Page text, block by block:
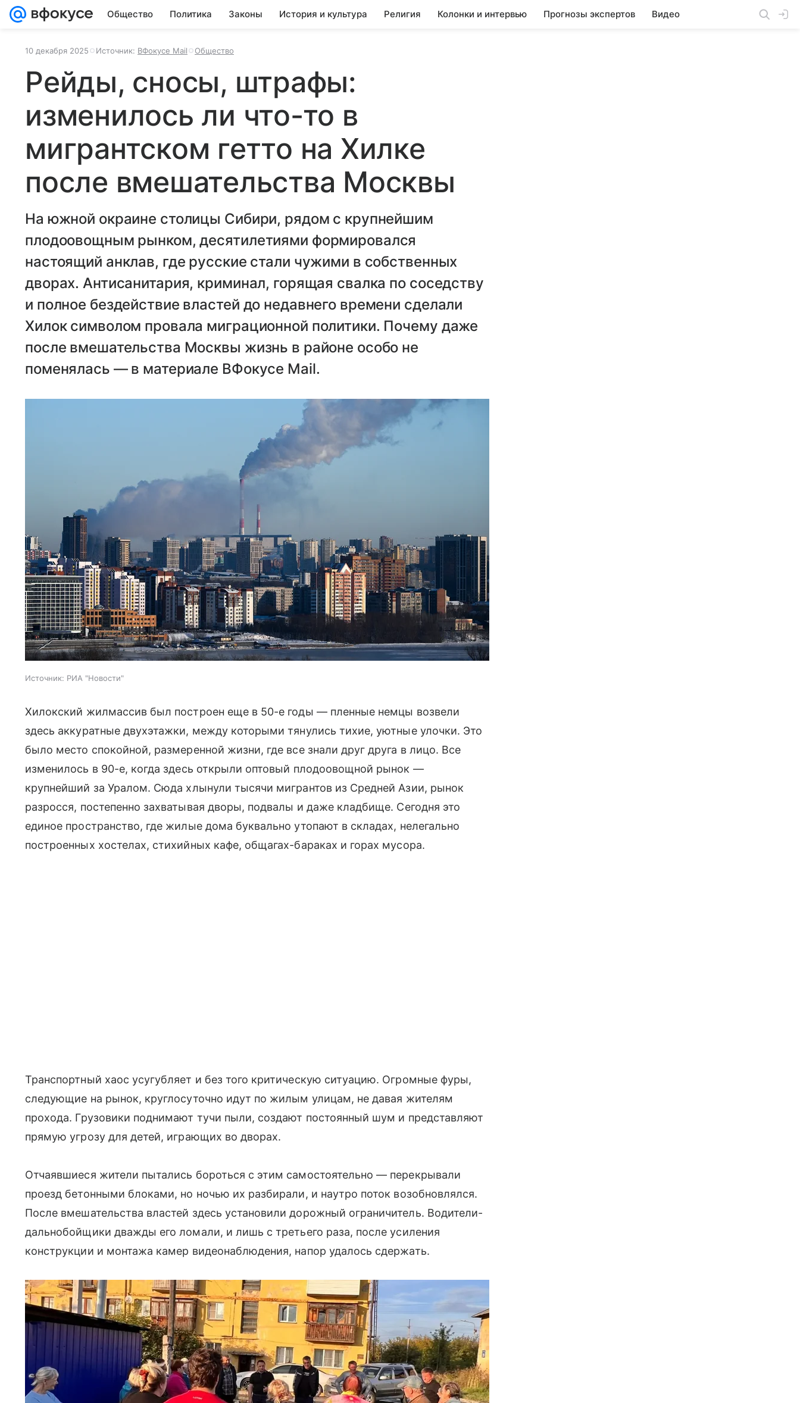
Общество Политика Законы История и культура Религия Колонки и интервью Прогнозы экспертов Видео
10 декабря 2025 Источник: ВФокусе Mail Общество
Рейды, сносы, штрафы:
изменилось ли что-то в
мигрантском гетто на Хилке
после вмешательства Москвы
На южной окраине столицы Сибири, рядом с крупнейшим
плодоовощным рынком, десятилетиями формировался
настоящий анклав, где русские стали чужими в собственных
дворах. Антисанитария, криминал, горящая свалка по соседству
и полное бездействие властей до недавнего времени сделали
Хилок символом провала миграционной политики. Почему даже
после вмешательства Москвы жизнь в районе особо не
поменялась — в материале ВФокусе Mail.
Источник: РИА "Новости"
Хилокский жилмассив был построен еще в 50-е годы — пленные немцы возвели
здесь аккуратные двухэтажки, между которыми тянулись тихие, уютные улочки. Это
было место спокойной, размеренной жизни, где все знали друг друга в лицо. Все
изменилось в 90-е, когда здесь открыли оптовый плодоовощной рынок —
крупнейший за Уралом. Сюда хлынули тысячи мигрантов из Средней Азии, рынок
разросся, постепенно захватывая дворы, подвалы и даже кладбище. Сегодня это
единое пространство, где жилые дома буквально утопают в складах, нелегально
построенных хостелах, стихийных кафе, общагах-бараках и горах мусора.
Транспортный хаос усугубляет и без того критическую ситуацию. Огромные фуры,
следующие на рынок, круглосуточно идут по жилым улицам, не давая жителям
прохода. Грузовики поднимают тучи пыли, создают постоянный шум и представляют
прямую угрозу для детей, играющих во дворах.
Отчаявшиеся жители пытались бороться с этим самостоятельно — перекрывали
проезд бетонными блоками, но ночью их разбирали, и наутро поток возобновлялся.
После вмешательства властей здесь установили дорожный ограничитель. Водители-
дальнобойщики дважды его ломали, и лишь с третьего раза, после усиления
конструкции и монтажа камер видеонаблюдения, напор удалось сдержать.